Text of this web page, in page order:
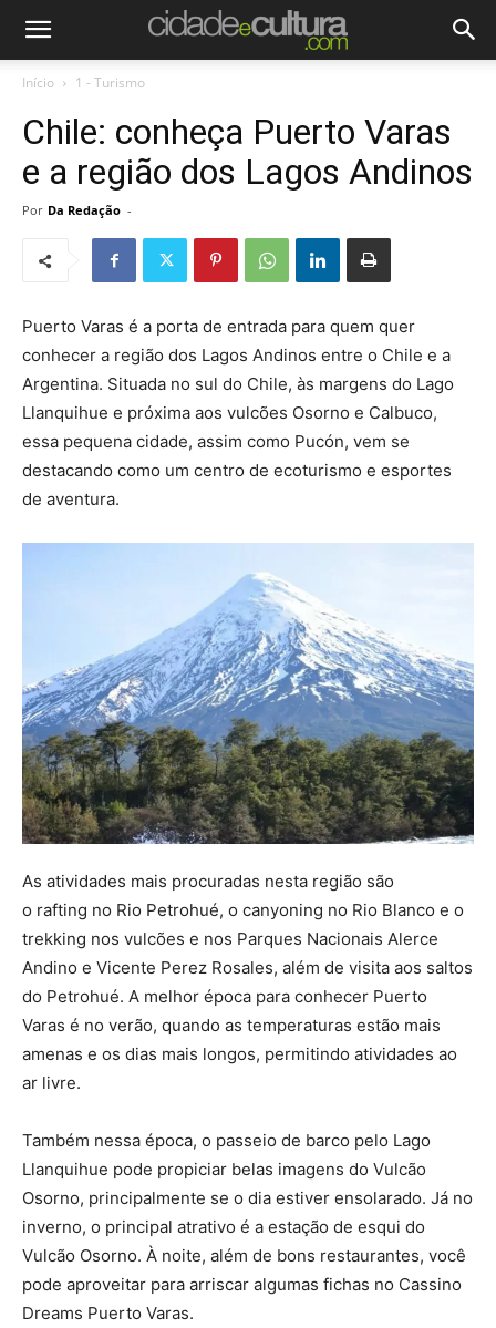
Início 1 - Turismo
Chile: conheça Puerto Varas
e a região dos Lagos Andinos
Por Da Redação -
Puerto Varas é a porta de entrada para quem quer
conhecer a região dos Lagos Andinos entre o Chile e a
Argentina. Situada no sul do Chile, às margens do Lago
Llanquihue e próxima aos vulcões Osorno e Calbuco,
essa pequena cidade, assim como Pucón, vem se
destacando como um centro de ecoturismo e esportes
de aventura.
As atividades mais procuradas nesta região são
o rafting no Rio Petrohué, o canyoning no Rio Blanco e o
trekking nos vulcões e nos Parques Nacionais Alerce
Andino e Vicente Perez Rosales, além de visita aos saltos
do Petrohué. A melhor época para conhecer Puerto
Varas é no verão, quando as temperaturas estão mais
amenas e os dias mais longos, permitindo atividades ao
ar livre.
Também nessa época, o passeio de barco pelo Lago
Llanquihue pode propiciar belas imagens do Vulcão
Osorno, principalmente se o dia estiver ensolarado. Já no
inverno, o principal atrativo é a estação de esqui do
Vulcão Osorno. À noite, além de bons restaurantes, você
pode aproveitar para arriscar algumas fichas no Cassino
Dreams Puerto Varas.